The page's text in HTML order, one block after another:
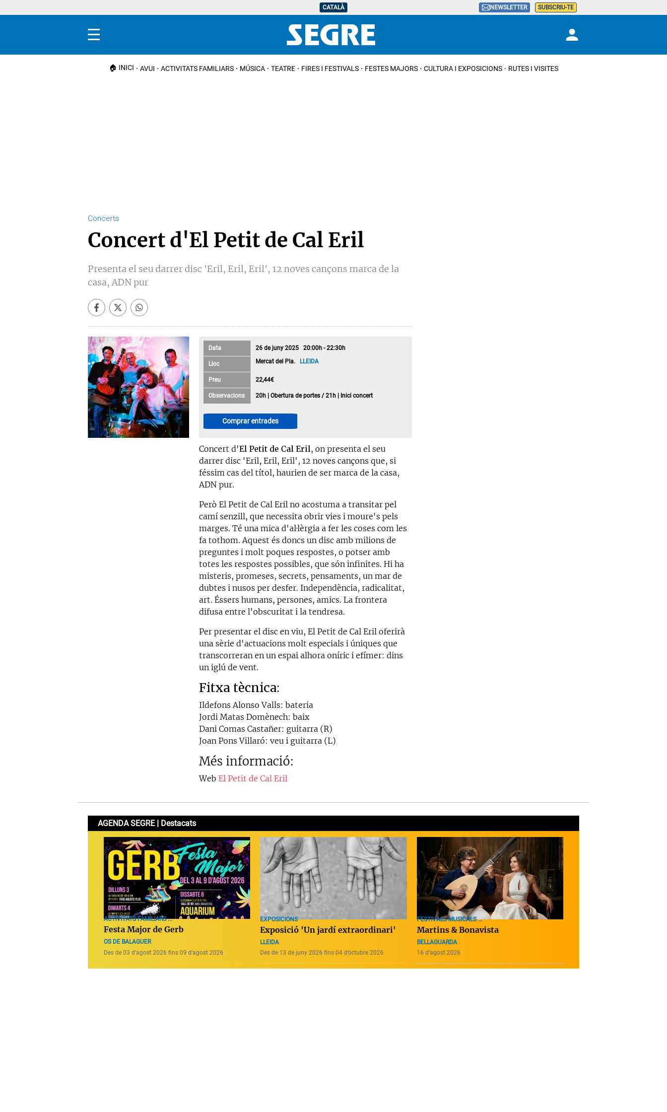
CATALÀ NEWSLETTER SUBSCRIU-TE
Menú
🏠 INICI AVUI ACTIVITATS FAMILIARS MÚSICA TEATRE FIRES I FESTIVALS FESTES MAJORS CULTURA I EXPOSICIONS RUTES I VISITES
Concerts
Concert d'El Petit de Cal Eril
Presenta el seu darrer disc 'Eril, Eril, Eril', 12 noves cançons marca de la
casa, ADN pur
Data 26 de juny 2025 20:00h - 22:30h
Lloc Mercat del Pla. LLEIDA
Preu 22,44€
Observacions 20h | Obertura de portes / 21h | Inici concert
Comprar entrades
Concert d'El Petit de Cal Eril , on presenta el seu
darrer disc 'Eril, Eril, Eril', 12 noves cançons que, si
féssim cas del títol, haurien de ser marca de la casa,
ADN pur.
Però El Petit de Cal Eril no acostuma a transitar pel
camí senzill, que necessita obrir vies i moure's pels
marges. Té una mica d'al·lèrgia a fer les coses com les
fa tothom. Aquest és doncs un disc amb milions de
preguntes i molt poques respostes, o potser amb
totes les respostes possibles, que són infinites. Hi ha
misteris, promeses, secrets, pensaments, un mar de
dubtes i nusos per desfer. Independència, radicalitat,
art. Éssers humans, persones, amics. La frontera
difusa entre l'obscuritat i la tendresa.
Per presentar el disc en viu, El Petit de Cal Eril oferirà
una sèrie d'actuacions molt especials i úniques que
transcorreran en un espai alhora oníric i efímer: dins
un iglú de vent.
Fitxa tècnica:
Ildefons Alonso Valls: bateria
Jordi Matas Domènech: baix
Dani Comas Castañer: guitarra (R)
Joan Pons Villaró: veu i guitarra (L)
Més informació:
WebEl Petit de Cal Eril
AGENDA SEGRE | Destacats
ACTIVITATS FAMILIARS ...
Festa Major de Gerb
OS DE BALAGUER
Des de 03 d’agost 2026 fins 09 d’agost 2026
EXPOSICIONS
Exposició 'Un jardí extraordinari'
LLEIDA
Des de 13 de juny 2026 fins 04 d’octubre 2026
FESTIVALS MUSICALS ...
Martins & Bonavista
BELLAGUARDA
16 d’agost 2026